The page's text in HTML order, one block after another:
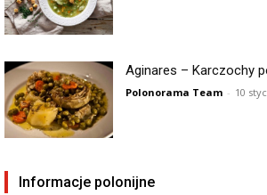
Aginares – Karczochy
Polonorama Team - 10
Informacje polonijne